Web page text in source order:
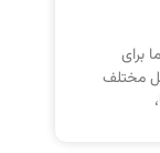
برای
مختلف